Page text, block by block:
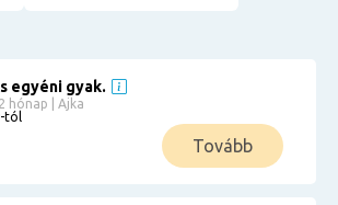
egyéni gyak.
hónap | Ajka
tól
Tovább